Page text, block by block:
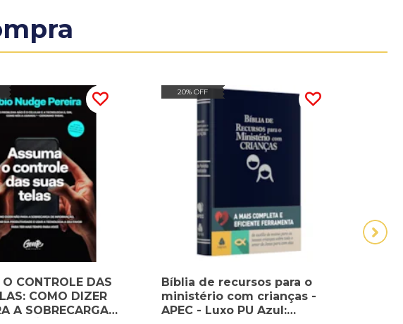
CONTROLE DAS
COMO DIZER
A SOBRECARGA
20% OFF
Bíblia de recursos para o
ministério com crianças -
APEC - Luxo PU Azul: